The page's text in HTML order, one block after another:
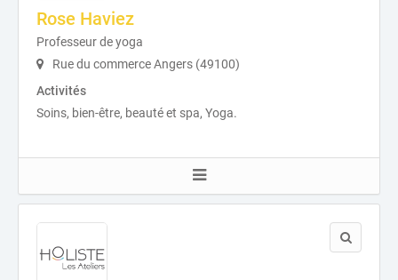
Rose Haviez
Professeur de yoga
Rue du commerce Angers (49100)
Activités
Soins, bien-être, beauté et spa, Yoga.